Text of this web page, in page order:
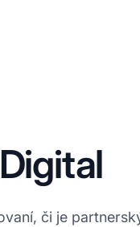
či je